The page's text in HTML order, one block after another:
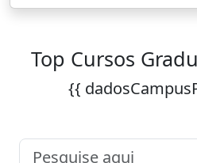
Top Cursos
{{